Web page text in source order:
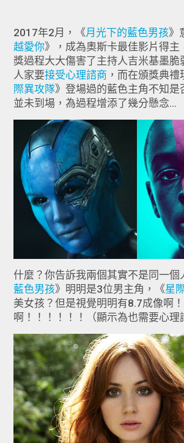
2017年2月，《月光下的藍色男孩》
越愛你》，成為奧斯卡最佳影片得主
獎過程大大傷害了主持人吉米基墨脆
人家要接受心理諮商 ，而在頒獎典
際異攻隊》登場過的藍色主角不知是
並未到場，為過程增添了幾分懸念...
什麼？你告訴我兩個其實不是同一個
藍色男孩》明明是3位男主角，《星
美女孩？但是視覺明明有8.7成像啊
啊！！！！！！（顯示為也需要心理